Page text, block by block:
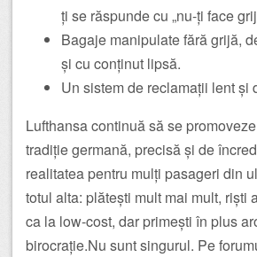
ți se răspunde cu „nu-ți face
Bagaje manipulate fără grijă,
și cu conținut lipsă.
Un sistem de reclamații lent și
Lufthansa continuă să se
tradiție germană, precisă și de
realitatea pentru mulți pasageri din
totul alta: plătești mult mai mult, riști
ca la low-cost, dar primești în plus
birocrație.Nu sunt singurul. Pe